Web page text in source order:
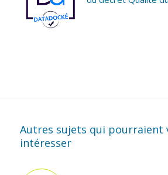
Autres sujets qui pourraient
intéresser